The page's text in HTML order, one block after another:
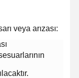
veya arızası: